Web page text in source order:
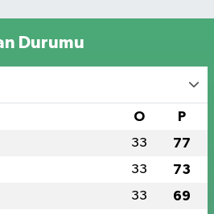
Durumu
O P
33 77
33 73
33 69